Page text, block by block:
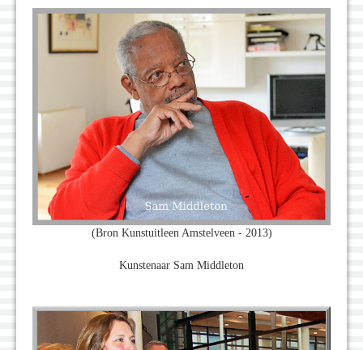
(Bron Kunstuitleen Amstelveen - 2013)
Kunstenaar Sam Middleton